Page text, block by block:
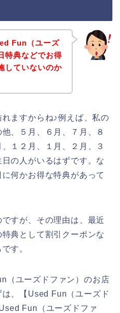
Fun（ユーズ
特典などでお得
していないのか
ますからね♪例えば、私の
、５月、６月、７月、８
１２月、１月、２月、３
の人がいるはずです。な
何かお得な特典があって
すが、その理由は、最近
典として割引クーポンな
す。
（ユーズドファン）のお店
、【Used Fun（ユーズド
Fun（ユーズドファ